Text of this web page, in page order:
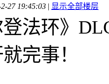
27 19:45:03 | 显示全部楼层
法环》
完事！